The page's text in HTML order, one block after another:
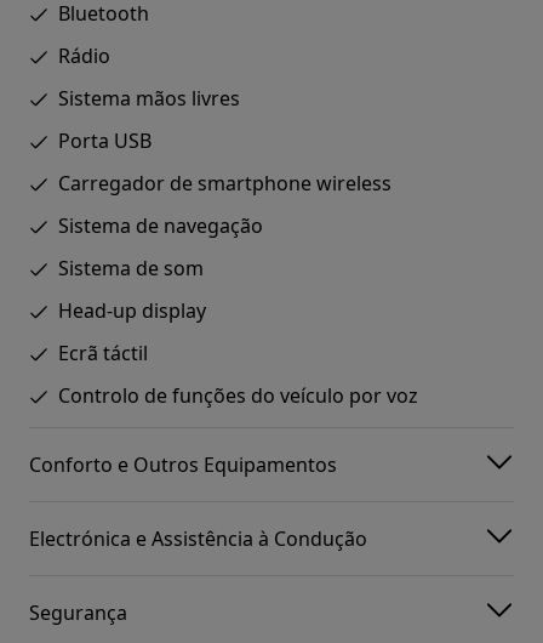
Bluetooth
Rádio
Sistema mãos livres
Porta USB
Carregador de smartphone wireless
Sistema de navegação
Sistema de som
Head-up display
Ecrã táctil
Controlo de funções do veículo por voz
Conforto e Outros Equipamentos
Electrónica e Assistência à Condução
Segurança